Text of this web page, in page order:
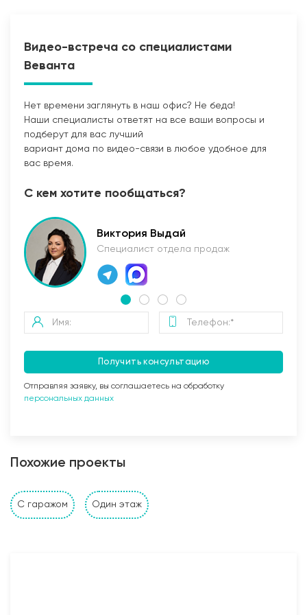
Стены и перегородки дома
1. Наружные и внутренние несущие стены выполнены
Видео-встреча со специалистами
Веванта
Нет времени заглянуть в наш офис? Не беда!
Наши специалисты ответят на все ваши вопросы и
подберут для вас лучший
вариант дома по видео-связи в любое удобное для
вас время.
С кем хотите пообщаться?
Виктория Выдай
Специалист отдела продаж
Получить консультацию
Отправляя заявку, вы соглашаетесь на обработку
персональных данных
Похожие проекты
С гаражом Один этаж